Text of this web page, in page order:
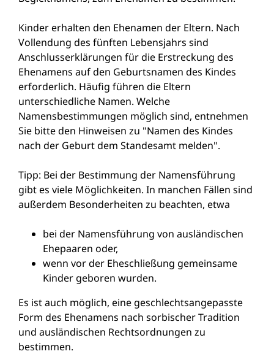
Kinder erhalten den Ehenamen der Eltern. Nach
Vollendung des fünften Lebensjahrs sind
Anschlusserklärungen für die Erstreckung des
Ehenamens auf den Geburtsnamen des Kindes
erforderlich. Häufig führen die Eltern
unterschiedliche Namen. Welche
Namensbestimmungen möglich sind, entnehmen
Sie bitte den Hinweisen zu "Namen des Kindes
nach der Geburt dem Standesamt melden".
Tipp: Bei der Bestimmung der Namensführung
gibt es viele Möglichkeiten. In manchen Fällen sind
außerdem Besonderheiten zu beachten, etwa
bei der Namensführung von ausländischen
Ehepaaren oder,
wenn vor der Eheschließung gemeinsame
Kinder geboren wurden.
Es ist auch möglich, eine geschlechtsangepasste
Form des Ehenamens nach sorbischer Tradition
und ausländischen Rechtsordnungen zu
bestimmen.